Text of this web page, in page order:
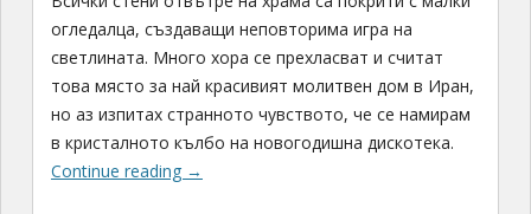
огледалца, създаващи неповторима игра на
светлината. Много хора се прехласват и считат
това място за най красивият молитвен дом в Иран,
но аз изпитах странното чувството, че се намирам
в кристалното кълбо на новогодишна дискотека.
Continue reading →